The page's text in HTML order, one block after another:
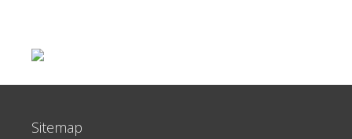
Sitemap